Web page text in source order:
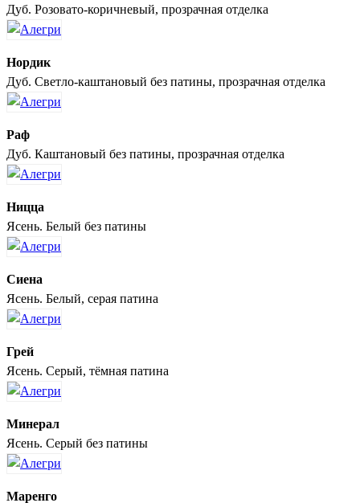
Дуб. Розовато-коричневый, прозрачная отделка
Нордик
Дуб. Светло-каштановый без патины, прозрачная отделка
Раф
Дуб. Каштановый без патины, прозрачная отделка
Ницца
Ясень. Белый без патины
Сиена
Ясень. Белый, серая патина
Грей
Ясень. Серый, тёмная патина
Минерал
Ясень. Серый без патины
Маренго